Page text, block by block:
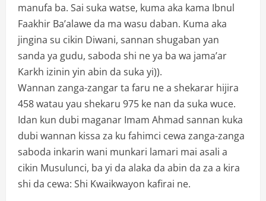
manufa ba. Sai suka watse, kuma aka kama Ibnul
Faakhir Ba’alawe da ma wasu daban. Kuma aka
jingina su cikin Diwani, sannan shugaban yan
sanda ya gudu, saboda shi ne ya ba wa jama’ar
Karkh izinin yin abin da suka yi)).
Wannan zanga-zangar ta faru ne a shekarar hijira
458 watau yau shekaru 975 ke nan da suka wuce.
Idan kun dubi maganar Imam Ahmad sannan kuka
dubi wannan kissa za ku fahimci cewa zanga-zanga
saboda inkarin wani munkari lamari mai asali a
cikin Musulunci, ba yi da alaka da abin da za a kira
shi da cewa: Shi Kwaikwayon kafirai ne.